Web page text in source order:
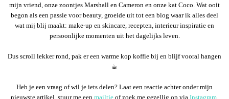
mijn vriend, onze zoontjes Marshall en Cameron en onze kat Coco. Wat ooit
begon als een passie voor beauty, groeide uit tot een blog waar ik alles deel
wat mij blij maakt: make-up en skincare, recepten, interieur inspiratie en
persoonlijke momenten uit het dagelijks leven.
Dus scroll lekker rond, pak er een warme kop koffie bij en blijf vooral hangen
☕︎
Heb je een vraag of wil je iets delen? Laat een reactie achter onder mijn
nieuwste artikel, stuur me een mailtje of zoek me gezellig op via Instagram